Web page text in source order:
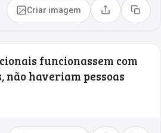
Criar imagem Compartilhar
Copiar
funcionassem com
não haveriam pessoas